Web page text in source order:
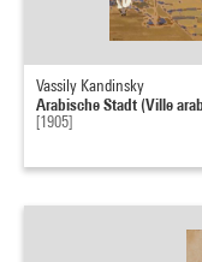
Vassily Kandinsky
Arabische Stadt (Ville
[1905]